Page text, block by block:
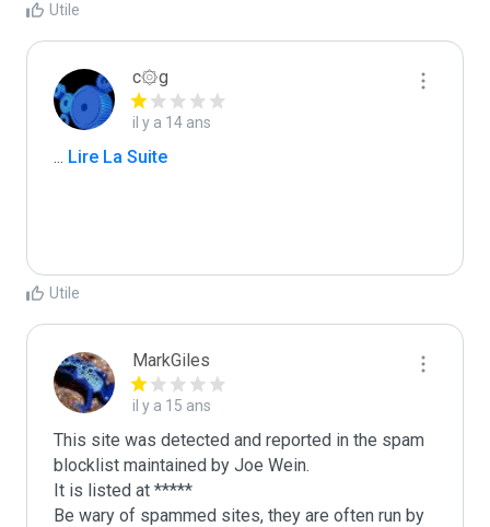
Utile
c۞g
il y a 14 ans
... Lire La Suite
Utile
MarkGiles
il y a 15 ans
This site was detected and reported in the spam
blocklist maintained by Joe Wein.
It is listed at *****
Be wary of spammed sites, they are often run by